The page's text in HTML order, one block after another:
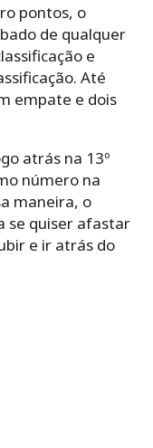
pontos, o
de qualquer
e
Até
empate e dois
atrás na 13º
número na
maneira, o
se quiser afastar
e ir atrás do